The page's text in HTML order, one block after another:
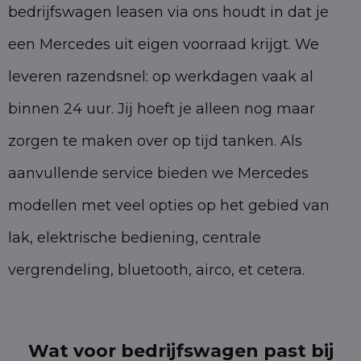
bedrijfswagen leasen via ons houdt in dat je
een Mercedes uit eigen voorraad krijgt. We
leveren razendsnel: op werkdagen vaak al
binnen 24 uur. Jij hoeft je alleen nog maar
zorgen te maken over op tijd tanken. Als
aanvullende service bieden we Mercedes
modellen met veel opties op het gebied van
lak, elektrische bediening, centrale
vergrendeling, bluetooth, airco, et cetera.
Wat voor bedrijfswagen past bij